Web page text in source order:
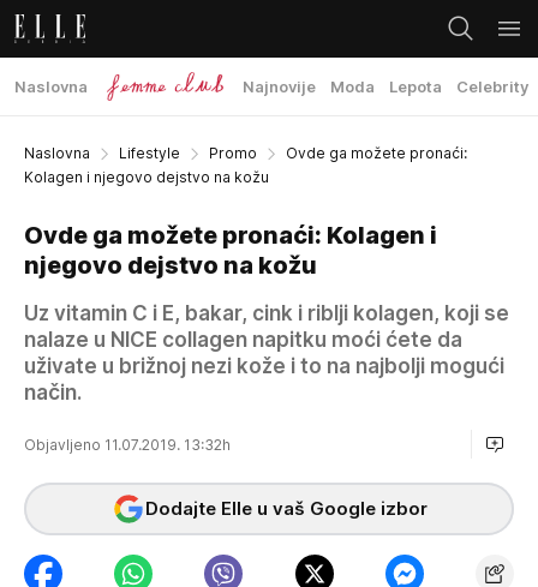
Naslovna Najnovije Moda Lepota Celebrity
Naslovna Lifestyle Promo
Ovde ga možete pronaći:
Kolagen i njegovo dejstvo na kožu
Ovde ga možete pronaći: Kolagen i
njegovo dejstvo na kožu
Uz vitamin C i E, bakar, cink i riblji kolagen, koji se
nalaze u NICE collagen napitku moći ćete da
uživate u brižnoj nezi kože i to na najbolji mogući
način.
Objavljeno 11.07.2019. 13:32h
Dodajte Elle u vaš Google izbor